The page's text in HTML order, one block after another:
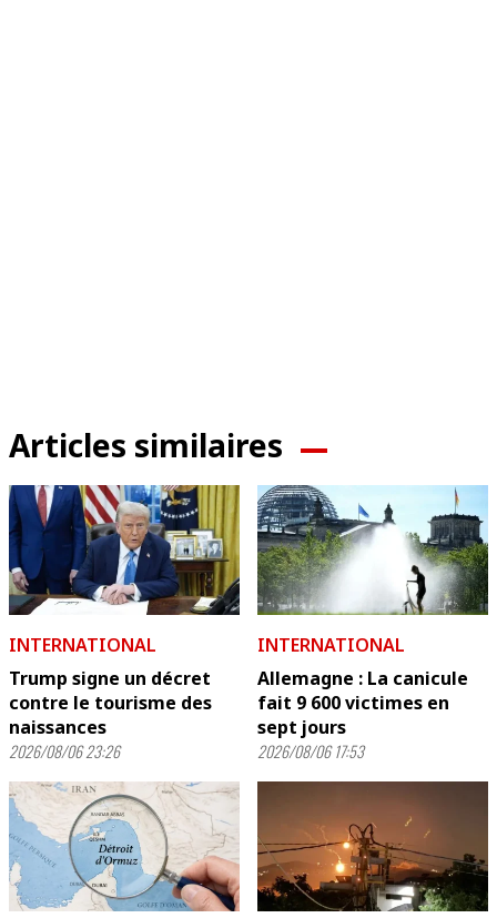
Articles similaires
INTERNATIONAL
Trump signe un décret
contre le tourisme des
naissances
2026/08/06 23:26
INTERNATIONAL
Allemagne : La canicule
fait 9 600 victimes en
sept jours
2026/08/06 17:53